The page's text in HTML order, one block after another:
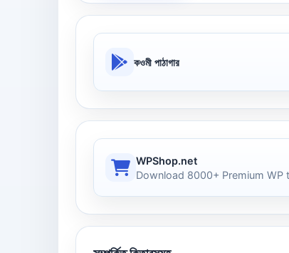
কওমী পাঠাগার
WPShop.net
Download 8000+ Premium WP